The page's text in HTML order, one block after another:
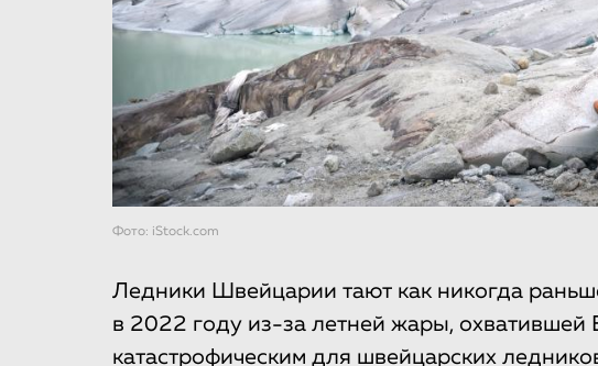
Фото: iStock.com
Ледники Швейцарии тают как никогда
в 2022 году из-за летней жары, охватившей
катастрофическим для швейцарских